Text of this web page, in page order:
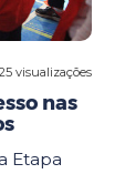
visualizações
nas
Etapa